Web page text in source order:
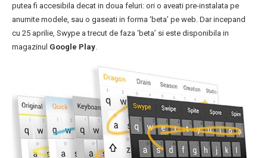
putea fi accesibila decat in doua feluri: ori o aveati pre-instalata pe
anumite modele, sau o gaseati in forma ‘beta’ pe web. Dar incepand
cu 25 aprilie, Swype a trecut de faza ‘beta’ si este disponibila in
magazinul Google Play.